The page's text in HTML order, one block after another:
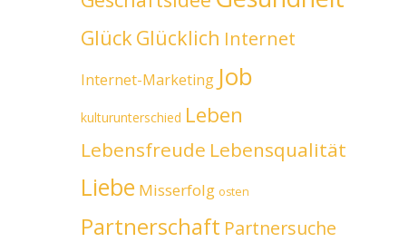
GlückGlücklich Internet
Internet-Marketing Job
kulturunterschied Leben
Lebensfreude Lebensqualität
Liebe Misserfolg osten
Partnerschaft Partnersuche